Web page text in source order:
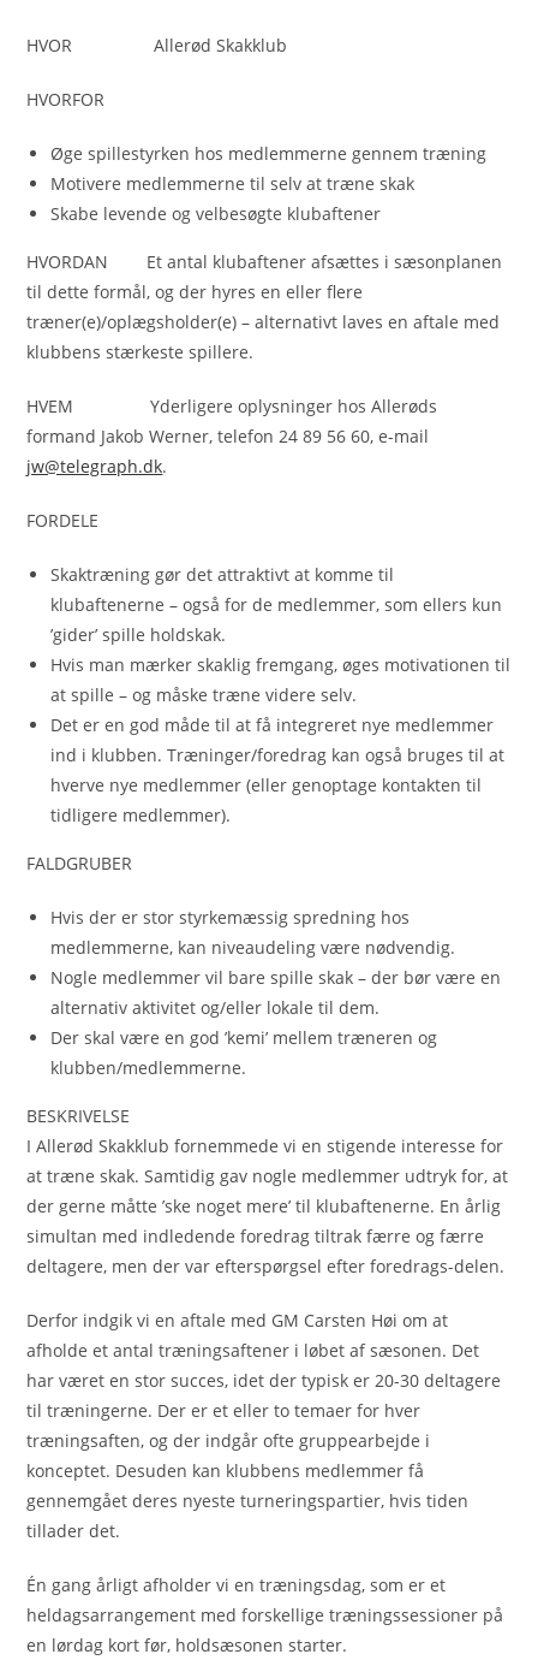
HVOR Allerød Skakklub
HVORFOR
Øge spillestyrken hos medlemmerne gennem træning
Motivere medlemmerne til selv at træne skak
Skabe levende og velbesøgte klubaftener
HVORDAN Et antal klubaftener afsættes i sæsonplanen
til dette formål, og der hyres en eller flere
træner(e)/oplægsholder(e) – alternativt laves en aftale med
klubbens stærkeste spillere.
HVEM Yderligere oplysninger hos Allerøds
formand Jakob Werner, telefon 24 89 56 60, e-mail
jw@telegraph.dk.
FORDELE
Skaktræning gør det attraktivt at komme til
klubaftenerne – også for de medlemmer, som ellers kun
’gider’ spille holdskak.
Hvis man mærker skaklig fremgang, øges motivationen til
at spille – og måske træne videre selv.
Det er en god måde til at få integreret nye medlemmer
ind i klubben. Træninger/foredrag kan også bruges til at
hverve nye medlemmer (eller genoptage kontakten til
tidligere medlemmer).
FALDGRUBER
Hvis der er stor styrkemæssig spredning hos
medlemmerne, kan niveaudeling være nødvendig.
Nogle medlemmer vil bare spille skak – der bør være en
alternativ aktivitet og/eller lokale til dem.
Der skal være en god ’kemi’ mellem træneren og
klubben/medlemmerne.
BESKRIVELSE
I Allerød Skakklub fornemmede vi en stigende interesse for
at træne skak. Samtidig gav nogle medlemmer udtryk for, at
der gerne måtte ’ske noget mere’ til klubaftenerne. En årlig
simultan med indledende foredrag tiltrak færre og færre
deltagere, men der var efterspørgsel efter foredrags-delen.
Derfor indgik vi en aftale med GM Carsten Høi om at
afholde et antal træningsaftener i løbet af sæsonen. Det
har været en stor succes, idet der typisk er 20-30 deltagere
til træningerne. Der er et eller to temaer for hver
træningsaften, og der indgår ofte gruppearbejde i
konceptet. Desuden kan klubbens medlemmer få
gennemgået deres nyeste turneringspartier, hvis tiden
tillader det.
Én gang årligt afholder vi en træningsdag, som er et
heldagsarrangement med forskellige træningssessioner på
en lørdag kort før, holdsæsonen starter.